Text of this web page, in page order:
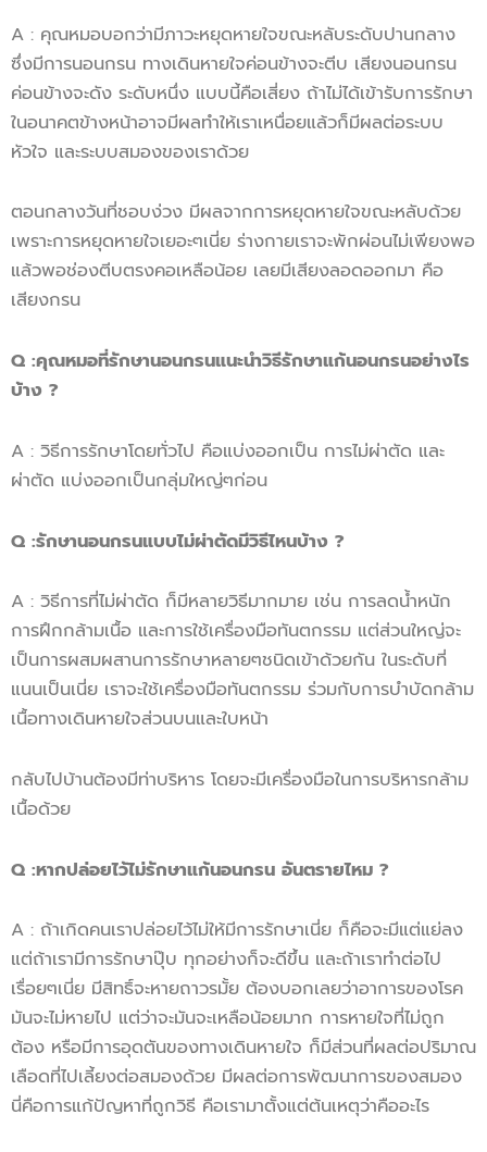
A : คุณหมอบอกว่ามีภาวะหยุดหายใจขณะหลับระดับปานกลาง
ซึ่งมีการนอนกรน ทางเดินหายใจค่อนข้างจะตีบ เสียงนอนกรน
ค่อนข้างจะดัง ระดับหนึ่ง แบบนี้คือเสี่ยง ถ้าไม่ได้เข้ารับการรักษา
ในอนาคตข้างหน้าอาจมีผลทำให้เราเหนื่อยแล้วก็มีผลต่อระบบ
หัวใจ และระบบสมองของเราด้วย
ตอนกลางวันที่ชอบง่วง มีผลจากการหยุดหายใจขณะหลับด้วย
เพราะการหยุดหายใจเยอะๆเนี่ย ร่างกายเราจะพักผ่อนไม่เพียงพอ
แล้วพอช่องตีบตรงคอเหลือน้อย เลยมีเสียงลอดออกมา คือ
เสียงกรน
Q :คุณหมอที่รักษานอนกรนแนะนำวิธีรักษาแก้นอนกรนอย่างไร
บ้าง ?
A : วิธีการรักษาโดยทั่วไป คือแบ่งออกเป็น การไม่ผ่าตัด และ
ผ่าตัด แบ่งออกเป็นกลุ่มใหญ่ๆก่อน
Q :รักษานอนกรนแบบไม่ผ่าตัดมีวิธีไหนบ้าง ?
A : วิธีการที่ไม่ผ่าตัด ก็มีหลายวิธีมากมาย เช่น การลดน้ำหนัก
การฝึกกล้ามเนื้อ และการใช้เครื่องมือทันตกรรม แต่ส่วนใหญ่จะ
เป็นการผสมผสานการรักษาหลายๆชนิดเข้าด้วยกัน ในระดับที่
แนนเป็นเนี่ย เราจะใช้เครื่องมือทันตกรรม ร่วมกับการบำบัดกล้าม
เนื้อทางเดินหายใจส่วนบนและใบหน้า
กลับไปบ้านต้องมีท่าบริหาร โดยจะมีเครื่องมือในการบริหารกล้าม
เนื้อด้วย
Q :หากปล่อยไว้ไม่รักษาแก้นอนกรน อันตรายไหม ?
A : ถ้าเกิดคนเราปล่อยไว้ไม่ให้มีการรักษาเนี่ย ก็คือจะมีแต่แย่ลง
แต่ถ้าเรามีการรักษาปุ๊บ ทุกอย่างก็จะดีขึ้น และถ้าเราทำต่อไป
เรื่อยๆเนี่ย มีสิทธิ์จะหายถาวรมั้ย ต้องบอกเลยว่าอาการของโรค
มันจะไม่หายไป แต่ว่าจะมันจะเหลือน้อยมาก การหายใจที่ไม่ถูก
ต้อง หรือมีการอุดตันของทางเดินหายใจ ก็มีส่วนที่ผลต่อปริมาณ
เลือดที่ไปเลี้ยงต่อสมองด้วย มีผลต่อการพัฒนาการของสมอง
นี่คือการแก้ปัญหาที่ถูกวิธี คือเรามาตั้งแต่ต้นเหตุว่าคืออะไร